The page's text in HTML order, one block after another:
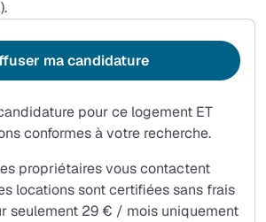
pour ce logement ET
conformes à votre recherche.
propriétaires vous contactent
locations sont certifiées sans frais
seulement 29 € / mois uniquement
ma candidature